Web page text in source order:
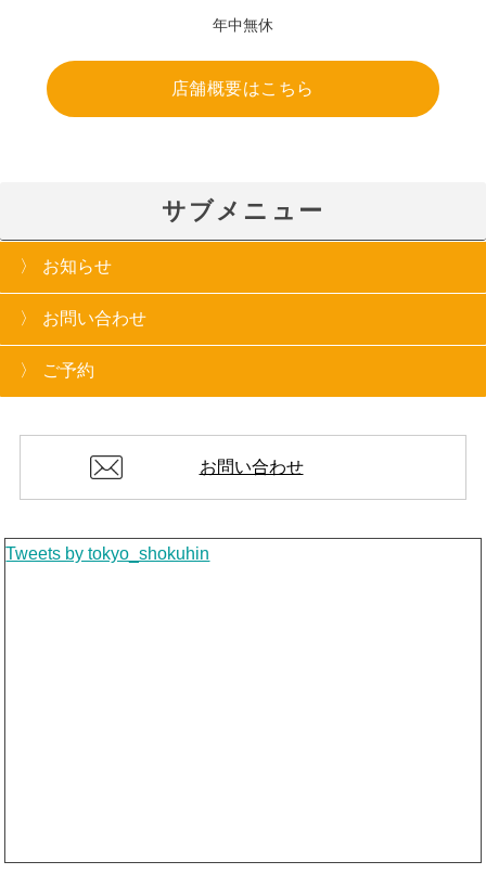
年中無休
店舗概要はこちら
サブメニュー
お知らせ
お問い合わせ
ご予約
お問い合わせ
Tweets by tokyo_shokuhin